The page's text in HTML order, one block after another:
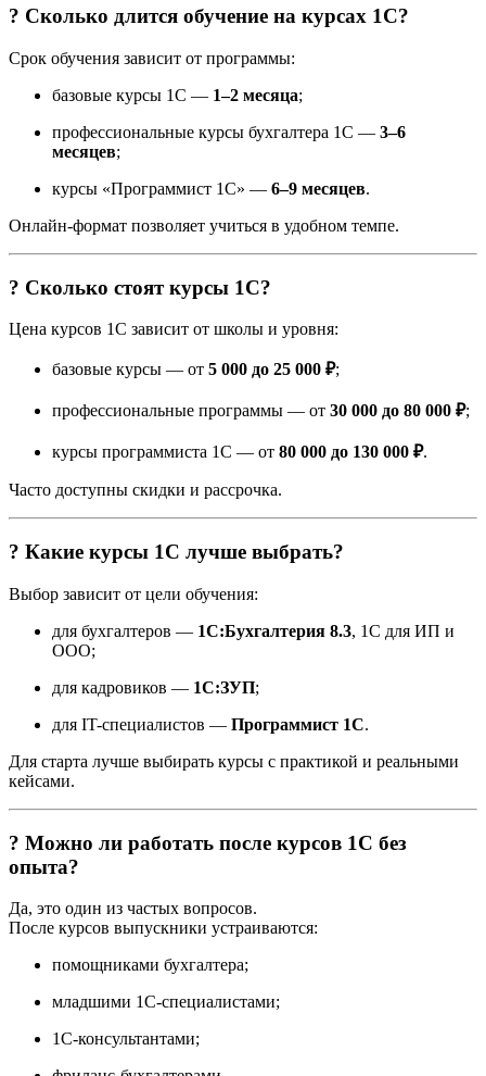
? Сколько длится обучение на курсах 1С?
Срок обучения зависит от программы:
базовые курсы 1С — 1–2 месяца;
профессиональные курсы бухгалтера 1С — 3–6
месяцев;
курсы «Программист 1С» — 6–9 месяцев.
Онлайн-формат позволяет учиться в удобном темпе.
? Сколько стоят курсы 1С?
Цена курсов 1С зависит от школы и уровня:
базовые курсы — от 5 000 до 25 000 ₽;
профессиональные программы — от 30 000 до 80 000 ₽;
курсы программиста 1С — от 80 000 до 130 000 ₽.
Часто доступны скидки и рассрочка.
? Какие курсы 1С лучше выбрать?
Выбор зависит от цели обучения:
для бухгалтеров — 1С:Бухгалтерия 8.3, 1С для ИП и
ООО;
для кадровиков — 1С:ЗУП;
для IT-специалистов — Программист 1С.
Для старта лучше выбирать курсы с практикой и реальными
кейсами.
? Можно ли работать после курсов 1С без
опыта?
Да, это один из частых вопросов.
После курсов выпускники устраиваются:
помощниками бухгалтера;
младшими 1С-специалистами;
1С-консультантами;